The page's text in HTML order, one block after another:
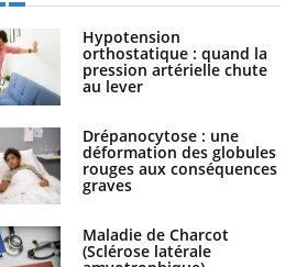
Hypotension
orthostatique : quand la
pression artérielle chute
au lever
Drépanocytose : une
déformation des globules
rouges aux conséquences
graves
Maladie de Charcot
(Sclérose latérale